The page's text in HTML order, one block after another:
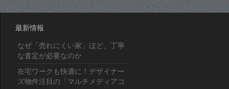
最新情報
なぜ「売れにくい家」ほど、丁寧
な査定が必要なのか
在宅ワークも快適に！デザイナー
ズ物件注目の「マルチメディアコ